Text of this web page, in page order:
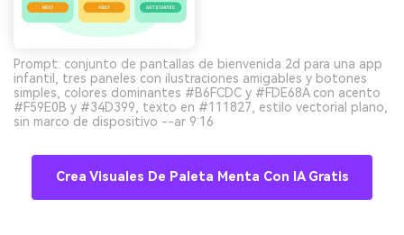
Prompt: conjunto de pantallas de bienvenida 2d para una app
infantil, tres paneles con ilustraciones amigables y botones
simples, colores dominantes #B6FCDC y #FDE68A con acento
#F59E0B y #34D399, texto en #111827, estilo vectorial plano,
sin marco de dispositivo --ar 9:16
Crea Visuales De Paleta Menta Con IA Gratis